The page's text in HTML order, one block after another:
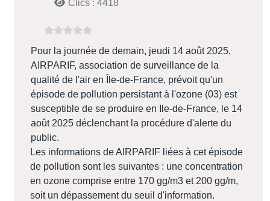
Clics : 4418
Pour la journée de demain, jeudi 14 août 2025,
AIRPARIF, association de surveillance de la
qualité de l'air en Île-de-France, prévoit qu'un
épisode de pollution persistant à l'ozone (03) est
susceptible de se produire en Ile-de-France, le 14
août 2025 déclenchant la procédure d'alerte du
public.
Les informations de AIRPARIF liées à cet épisode
de pollution sont les suivantes : une concentration
en ozone comprise entre 170 gg/m3 et 200 gg/m,
soit un dépassement du seuil d'information.